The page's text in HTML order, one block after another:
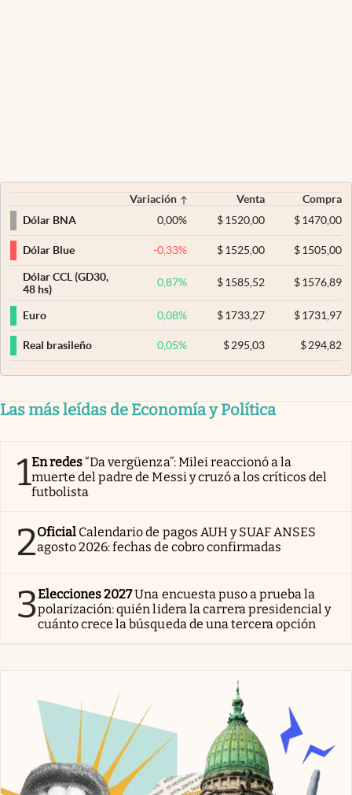
Variación Venta
Compra
Dólar BNA
0,00% $ 1520,00 $1470,00
Dólar Blue -0,33% $ 1525,00 $1505,00
Dólar CCL (GD30,
48 hs)
0,87% $ 1585,52 $1576,89
Euro 0,08% $ 1733,27 $1731,97
Real brasileño 0,05% $ 295,03 $294,82
Las más leídas de Economía y Política
1En redes“Da vergüenza”: Milei reaccionó a la
muerte del padre de Messi y cruzó a los críticos del
futbolista
2Oficial Calendario de pagos AUH y SUAF ANSES
agosto 2026: fechas de cobro confirmadas
3Elecciones 2027Una encuesta puso a prueba la
polarización: quién lidera la carrera presidencial y
cuánto crece la búsqueda de una tercera opción